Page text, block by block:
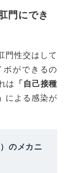
門にでき
門性交はして
ができるの
は 「自己接種
による感染が
のメカニ